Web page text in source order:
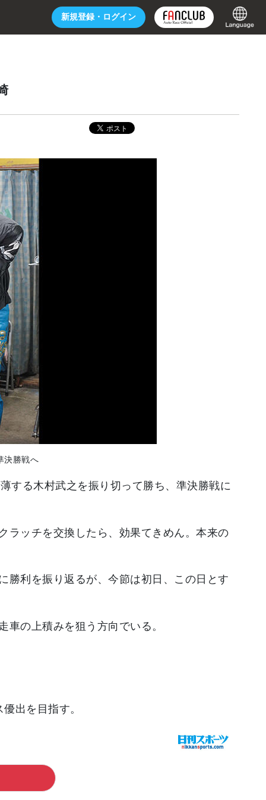
新規登録・ ログイン
決勝戦へ
する木村武之を振り切って勝ち、準決勝戦に
ラッチを交換したら、効果てきめん。本来の
勝利を振り返るが、今節は初日、この日とす
の上積みを狙う方向でいる。
出を目指す。